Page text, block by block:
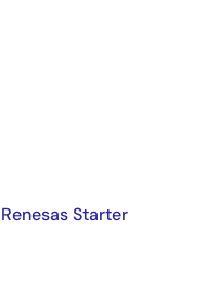
Renesas Starter